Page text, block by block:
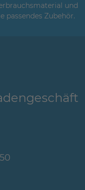
und
passendes Zubehör.